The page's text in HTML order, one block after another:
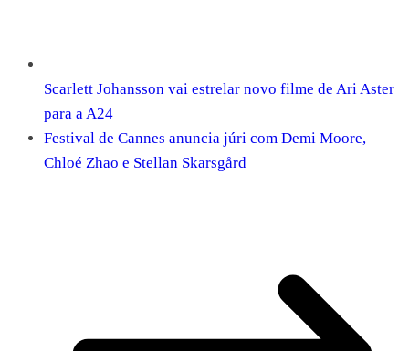
Scarlett Johansson vai estrelar novo filme de Ari Aster
para a A24
Festival de Cannes anuncia júri com Demi Moore,
Chloé Zhao e Stellan Skarsgård